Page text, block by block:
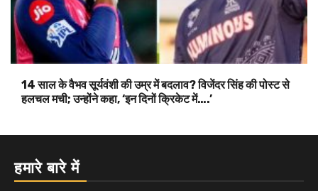
14 साल के वैभव सूर्यवंशी की उम्र में बदलाव? विजेंदर सिंह की पोस्ट से
हलचल मची; उन्होंने कहा, ‘इन दिनों क्रिकेट में….’
हमारे बारे में